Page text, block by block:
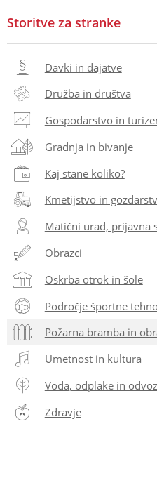
Storitve za stranke
Davki in dajatve
Družba in društva
Gospodarstvo in
Gradnja in bivanje
Kaj stane koliko?
Kmetijstvo in
Matični urad, prijavna
Obrazci
Oskrba otrok in šole
Področje športne
Požarna bramba in
Umetnost in kultura
Voda, odplake in
Zdravje